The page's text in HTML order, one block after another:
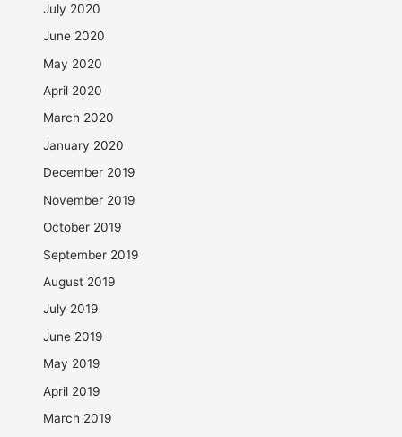
July 2020
June 2020
May 2020
April 2020
March 2020
January 2020
December 2019
November 2019
October 2019
September 2019
August 2019
July 2019
June 2019
May 2019
April 2019
March 2019